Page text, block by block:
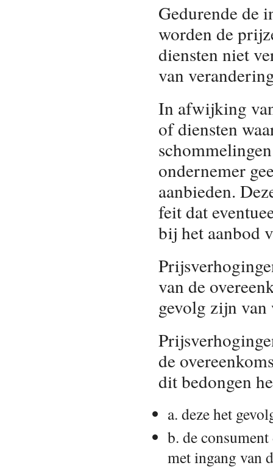
Gedurende de
worden de
diensten niet
van
In afwijking
of diensten
ondernemer
aanbieden.
feit dat
bij het aanbod
van de
gevolg zijn
de
dit bedongen
a. deze het
b. de
met ingang van